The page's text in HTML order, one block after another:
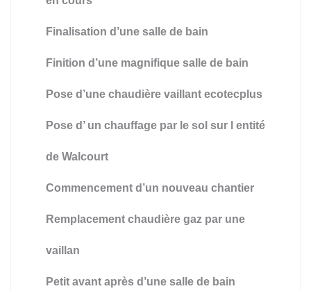
Finalisation d’une salle de bain
Finition d’une magnifique salle de bain
Pose d’une chaudière vaillant ecotecplus
Pose d’ un chauffage par le sol sur l entité
de Walcourt
Commencement d’un nouveau chantier
Remplacement chaudière gaz par une
vaillan
Petit avant après d’une salle de bain